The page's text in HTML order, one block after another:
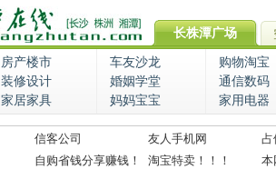
长株潭广场
房产楼市 车友沙龙
购物淘宝
装修设计 婚姻学堂
通信数码
家居家具 妈妈宝宝 家用电器
信客公司 友人手机网
占
自购省钱分享赚钱！
淘宝特卖！！！ 本